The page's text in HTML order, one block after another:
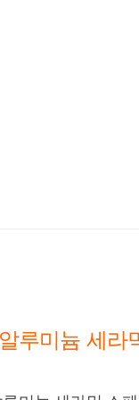
루미늄 세라